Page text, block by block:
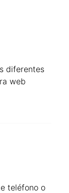
diferentes
web
teléfono o